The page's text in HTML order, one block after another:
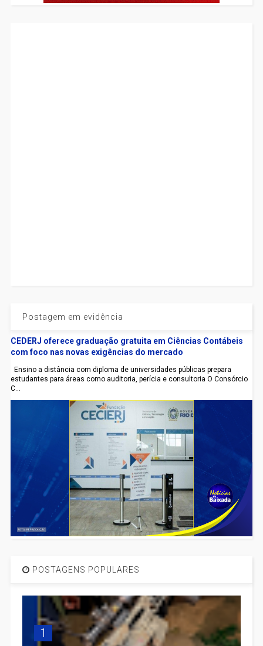
Postagem em evidência
CEDERJ oferece graduação gratuita em Ciências Contábeis
com foco nas novas exigências do mercado
Ensino a distância com diploma de universidades públicas prepara
estudantes para áreas como auditoria, perícia e consultoria O Consórcio
C...
POSTAGENS POPULARES
1